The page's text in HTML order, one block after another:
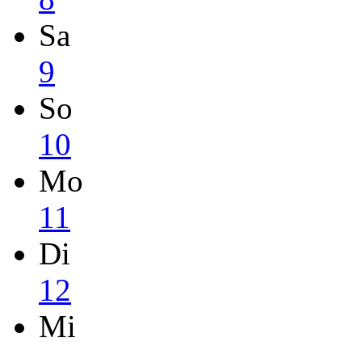
Sa
9
So
10
Mo
11
Di
12
Mi